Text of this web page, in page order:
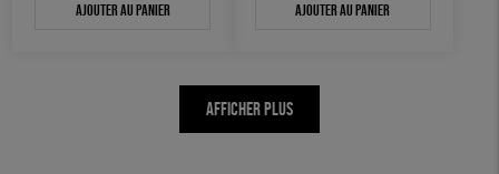
Ajouter au panier Ajouter au panier
AFFICHER PLUS